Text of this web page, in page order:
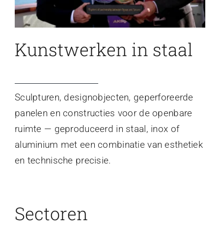
Kunstwerken in staal
Sculpturen, designobjecten, geperforeerde
panelen en constructies voor de openbare
ruimte — geproduceerd in staal, inox of
aluminium met een combinatie van esthetiek
en technische precisie.
Sectoren